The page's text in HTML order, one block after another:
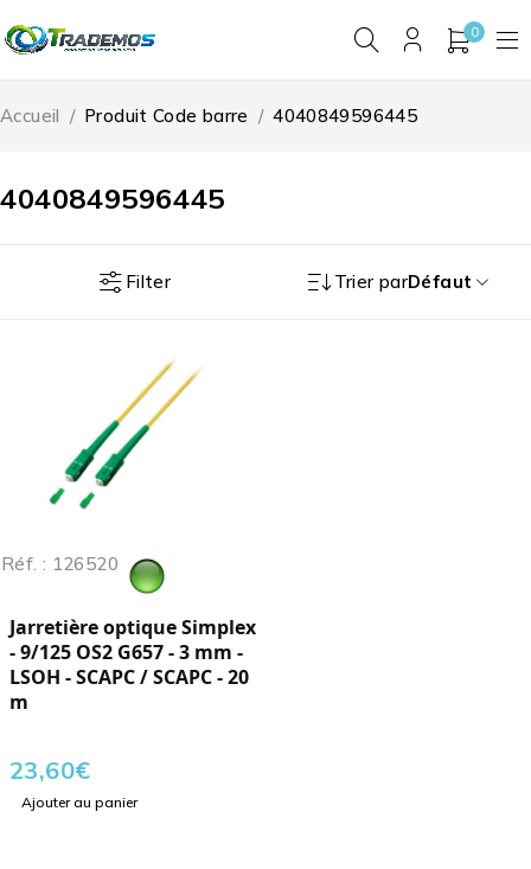
0
4040849596445
Accueil / Produit Code barre / 4040849596445
Filter Trier parDéfaut
Réf. : 126520
Jarretière optique Simplex
- 9/125 OS2 G657 - 3 mm -
LSOH - SCAPC / SCAPC - 20
m
23,60€
Ajouter au panier